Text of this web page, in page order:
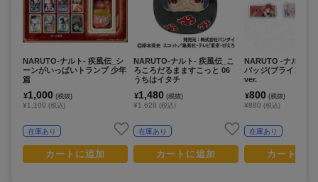
NARUTO-ナルト- 疾風伝_シ
ーンがいっぱいトランプ 少年
篇
¥1,000 (税抜)
¥1,100 (税込)
在庫あり
カートに追加
NARUTO-ナルト- 疾風伝_こ
ろころだるまますこっと 06
うちはイタチ
¥1,480 (税抜)
¥1,628 (税込)
在庫あり
カートに追加
NARUTO -ナルト-_
バッジ(ブラインド)
ver.
¥800 (税抜)
¥880 (税込)
在庫あり
カートに